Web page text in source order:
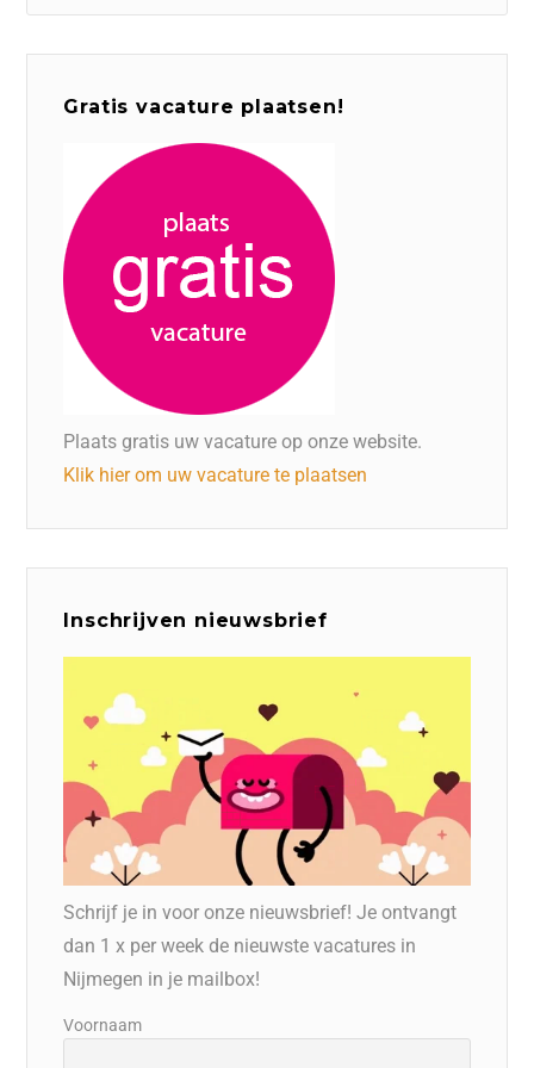
Gratis vacature plaatsen!
Plaats gratis uw vacature op onze website.
Klik hier om uw vacature te plaatsen
Inschrijven nieuwsbrief
Schrijf je in voor onze nieuwsbrief! Je ontvangt
dan 1 x per week de nieuwste vacatures in
Nijmegen in je mailbox!
Voornaam